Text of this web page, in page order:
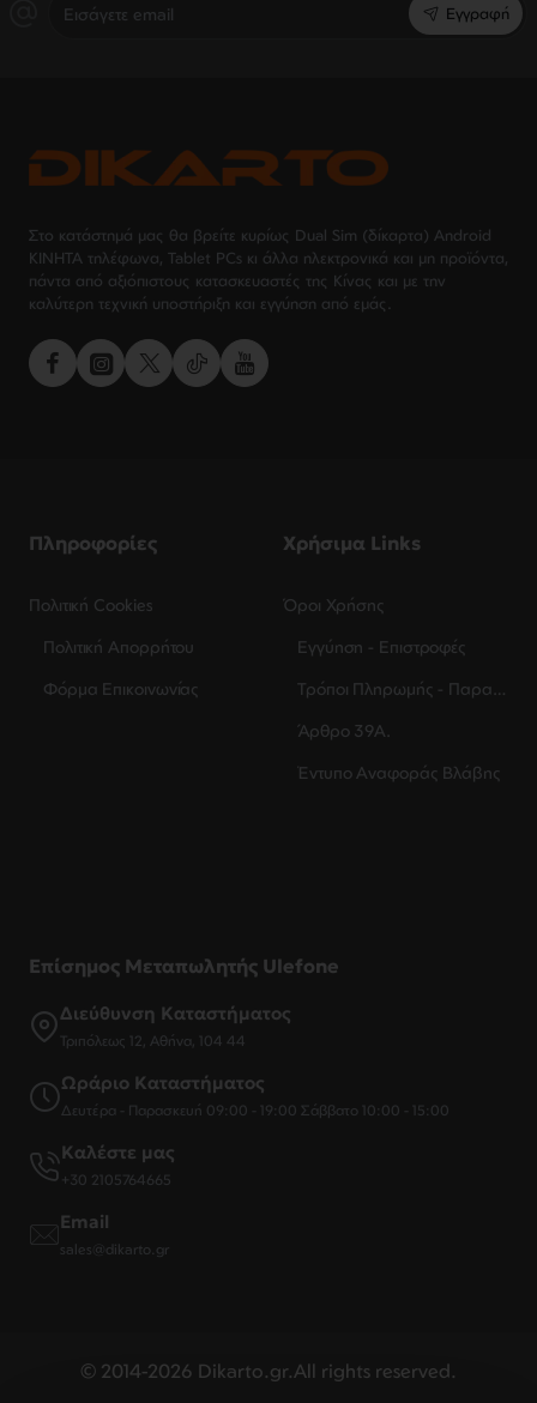
email
Εγγραφή
Στο κατάστημά μας θα βρείτε κυρίως Dual Sim (δίκαρτα) Android
ΚΙΝΗΤΑ τηλέφωνα, Tablet PCs κι άλλα ηλεκτρονικά και μη προϊόντα,
πάντα από αξιόπιστους κατασκευαστές της Κίνας και με την
καλύτερη τεχνική υποστήριξη και εγγύηση από εμάς.
Πληροφορίες
Πολιτική Cookies
Πολιτική Απορρήτου
Φόρμα Επικοινωνίας
Χρήσιμα Links
Όροι Χρήσης
Εγγύηση - Επιστροφές
Άρθρο 39Α.
Έντυπο Αναφοράς Βλάβης
Επίσημος Μεταπωλητής Ulefone
Διεύθυνση Καταστήματος
Τριπόλεως 12, Αθήνα, 104 44
Ωράριο Καταστήματος
Δευτέρα - Παρασκευή 09:00 - 19:00 Σάββατο 10:00 - 15:00
Καλέστε μας
+30 2105764665
Email
sales@dikarto.gr
© 2014-2026 Dikarto.gr.All rights reserved.